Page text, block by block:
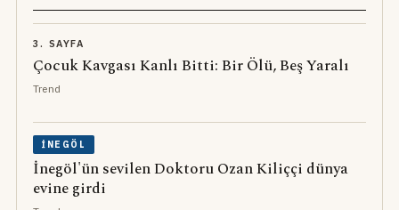
3. SAYFA
Çocuk Kavgası Kanlı Bitti: Bir Ölü, Beş Yaralı
Trend
İNEGÖL
İnegöl'ün sevilen Doktoru Ozan Kiliççi dünya
evine girdi